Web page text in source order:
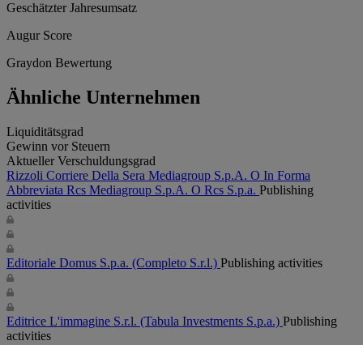
Geschätzter Jahresumsatz
Augur Score
Graydon Bewertung
Ähnliche Unternehmen
Liquiditätsgrad
Gewinn vor Steuern
Aktueller Verschuldungsgrad
Rizzoli Corriere Della Sera Mediagroup S.p.A. O In Forma
Abbreviata Rcs Mediagroup S.p.A. O Rcs S.p.a. Publishing
activities
Editoriale Domus S.p.a. (Completo S.r.l.) Publishing activities
Editrice L'immagine S.r.l. (Tabula Investments S.p.a.) Publishing
activities